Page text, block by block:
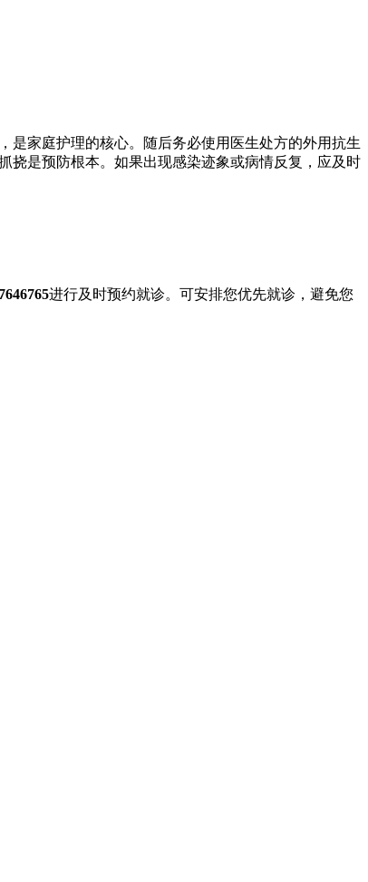
是家庭护理的核心。随后务必使用医生处方的外用抗生
挠是预防根本。如果出现感染迹象或病情反复，应及时
进行及时预约就诊。可安排您优先就诊，避免您